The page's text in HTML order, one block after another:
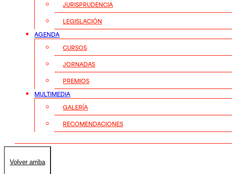
JURISPRUDENCIA
LEGISLACIÓN
AGENDA
CURSOS
JORNADAS
PREMIOS
MULTIMEDIA
GALERÍA
RECOMENDACIONES
Volver arriba